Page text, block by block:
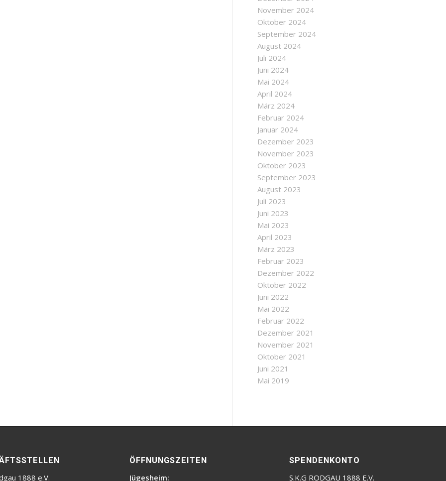
November 2024
Oktober 2024
September 2024
August 2024
Juli 2024
Juni 2024
Mai 2024
April 2024
März 2024
Februar 2024
Januar 2024
Dezember 2023
November 2023
Oktober 2023
September 2023
August 2023
Juli 2023
Juni 2023
Mai 2023
April 2023
März 2023
Februar 2023
Dezember 2022
Oktober 2022
Juni 2022
Mai 2022
Februar 2022
Dezember 2021
November 2021
Oktober 2021
Juni 2021
Mai 2019
1888 e.V.
ÖFFNUNGSZEITEN
Jügesheim:
SPENDENKONTO
S.K.G RODGAU 1888 E.V.